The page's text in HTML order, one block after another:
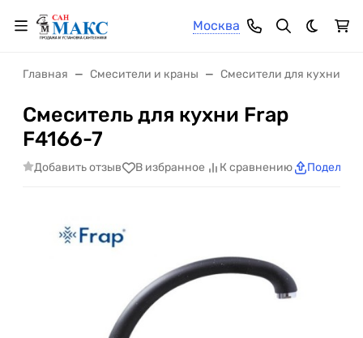
Москва
Темная
Главная Смесители и краны Смесители для кухни
Смеситель для кухни Frap
F4166-7
Добавить отзыв В избранное К сравнению